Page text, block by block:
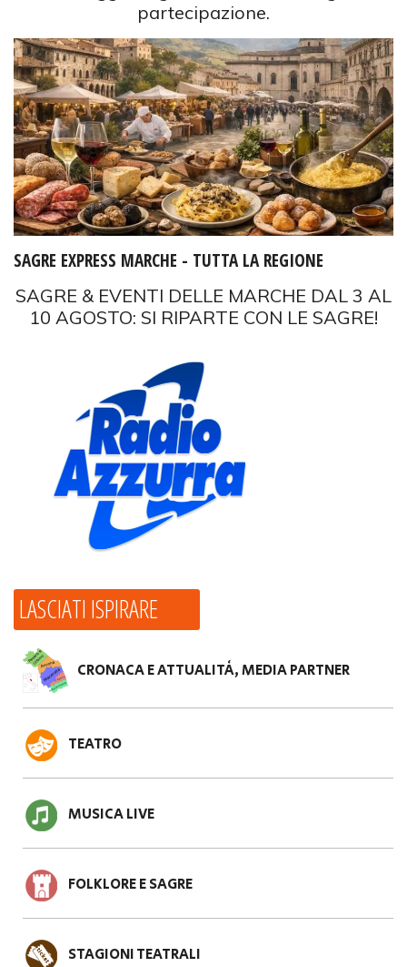
partecipazione.
SAGRE EXPRESS MARCHE - TUTTA LA REGIONE
SAGRE & EVENTI DELLE MARCHE DAL 3 AL
10 AGOSTO: SI RIPARTE CON LE SAGRE!
LASCIATI ISPIRARE
CRONACA E ATTUALITÀ, MEDIA PARTNER
TEATRO
MUSICA LIVE
FOLKLORE E SAGRE
STAGIONI TEATRALI